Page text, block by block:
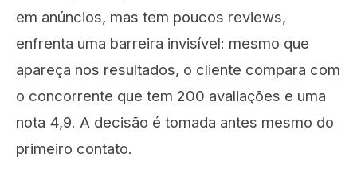
em anúncios, mas tem poucos reviews,
enfrenta uma barreira invisível: mesmo que
apareça nos resultados, o cliente compara com
o concorrente que tem 200 avaliações e uma
nota 4,9. A decisão é tomada antes mesmo do
primeiro contato.